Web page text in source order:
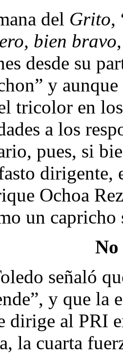
del Grito,
bien bravo
desde su
y
tricolor en
a los
pues, si
dirigente,
Ochoa
un capricho
No
señaló
y que la
dirige al PRI
la cuarta